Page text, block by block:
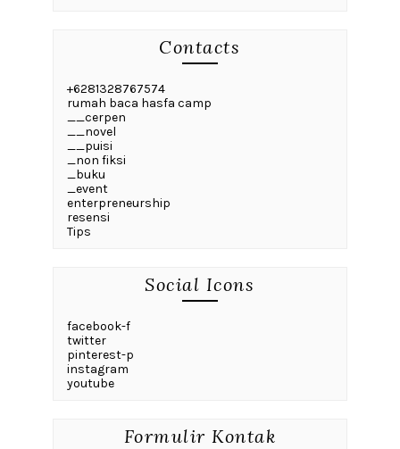
Contacts
+6281328767574
rumah baca hasfa camp
__cerpen
__novel
__puisi
_non fiksi
_buku
_event
enterpreneurship
resensi
Tips
Social Icons
facebook-f
twitter
pinterest-p
instagram
youtube
Formulir Kontak